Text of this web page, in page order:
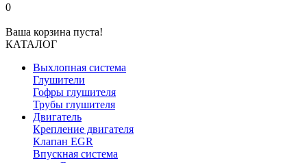
0
Ваша корзина пуста!
КАТАЛОГ
Выхлопная система
Глушители
Гофры глушителя
Трубы глушителя
Двигатель
Крепление двигателя
Клапан EGR
Впускная система